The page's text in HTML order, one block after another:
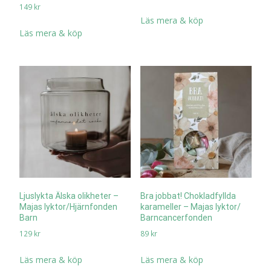
149 kr
Läs mera & köp
Läs mera & köp
Ljuslykta Älska olikheter –
Majas lyktor/Hjärnfonden
Barn
129 kr
Läs mera & köp
Bra jobbat! Chokladfyllda
karameller – Majas lyktor/
Barncancerfonden
89 kr
Läs mera & köp